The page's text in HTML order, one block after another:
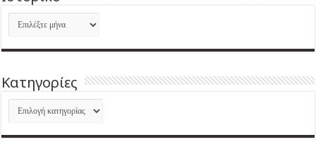
Ιστορικό
Kατηγορίες
Kατηγορίες